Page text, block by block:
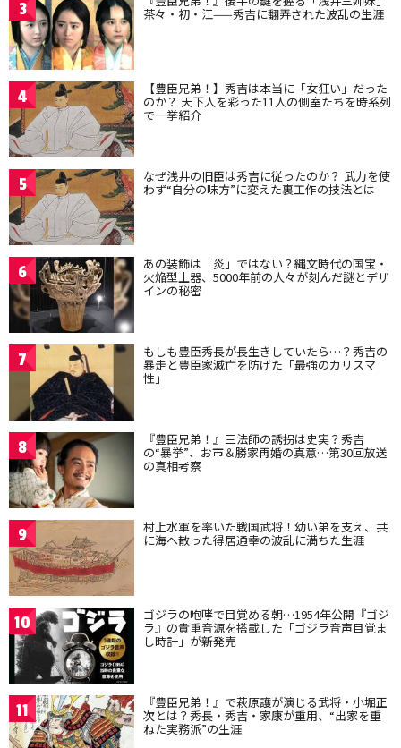
3 茶々・初・江——秀吉に翻弄された波乱の生涯
4 【豊臣兄弟！】秀吉は本当に「女狂い」だった
のか？ 天下人を彩った11人の側室たちを時系列
で一挙紹介
5 なぜ浅井の旧臣は秀吉に従ったのか？ 武力を使
わず“自分の味方”に変えた裏工作の技法とは
6 あの装飾は「炎」ではない？縄文時代の国宝・
火焔型土器、5000年前の人々が刻んだ謎とデザ
インの秘密
7 もしも豊臣秀長が長生きしていたら…？秀吉の
暴走と豊臣家滅亡を防げた「最強のカリスマ
性」
8 『豊臣兄弟！』三法師の誘拐は史実？秀吉
の“暴挙”、お市＆勝家再婚の真意…第30回放送
の真相考察
9 村上水軍を率いた戦国武将！幼い弟を支え、共
に海へ散った得居通幸の波乱に満ちた生涯
10 ゴジラの咆哮で目覚める朝…1954年公開『ゴジ
ラ』の貴重音源を搭載した「ゴジラ音声目覚ま
し時計」が新発売
11 『豊臣兄弟！』で萩原護が演じる武将・小堀正
次とは？秀長・秀吉・家康が重用、“出家を重
ねた実務派”の生涯